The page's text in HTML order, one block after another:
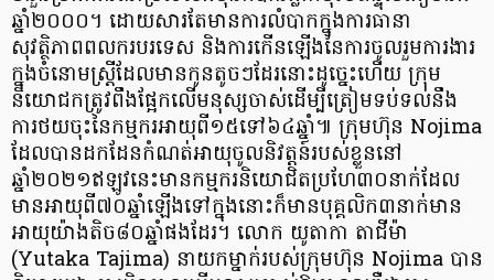
ឆ្នាំ២០០០។ ដោយសារតែមានការលំបាកក្នុងការធានា
សុវត្ថិភាពពលករបរទេស និងការកើនឡើងនៃការចូលរួមការងារ
ក្នុងចំនោមស្ត្រីដែលមានកូនតូចៗដែរនោះដូច្នេះហើយ ក្រុម
និយោជកត្រូវពឹងផ្អែកលើមនុស្សចាស់ដើម្បីត្រៀមទប់ទល់នឹង
ការថយចុះនៃកម្មករអាយុពី១៥ទៅ៦៤ឆ្នាំ៕ ក្រុមហ៊ុន Nojima
ដែលបានដកដែនកំណត់អាយុចូលនិវត្តន៍របស់ខ្លួននៅ
ឆ្នាំ២០២១ឥឡូវនេះមានកម្មករនិយោជិតប្រហែ៣០នាក់ដែល
មានអាយុពី៧០ឆ្នាំឡើងទៅក្នុងនោះក៏មានបុគ្គលិក៣នាក់មាន
អាយុយ៉ាងតិច៨០ឆ្នាំផងដែរ។ លោក យូតាកា តាជីម៉ា
(Yutaka Tajima) នាយកម្នាក់របស់ក្រុមហ៊ុន Nojima បាន